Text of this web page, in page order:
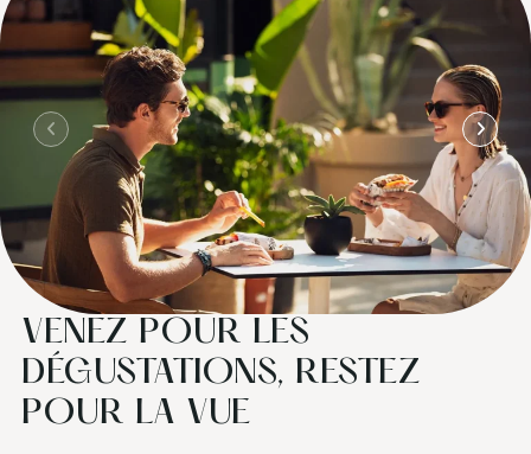
VENEZ POUR LES
DÉGUSTATIONS, RESTEZ
POUR LA VUE